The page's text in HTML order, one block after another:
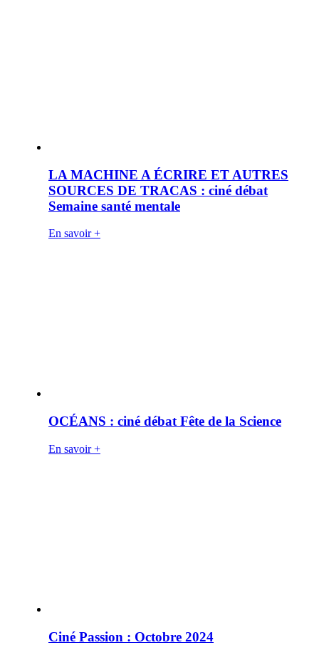
LA MACHINE A ÉCRIRE ET AUTRES
SOURCES DE TRACAS : ciné débat
Semaine santé mentale
En savoir +
OCÉANS : ciné débat Fête de la Science
En savoir +
Ciné Passion : Octobre 2024